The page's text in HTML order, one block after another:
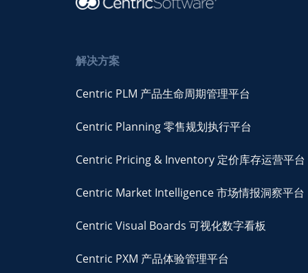
解决方案
Centric PLM 产品生命周期管理平台
Centric Planning 零售规划执行平台
Centric Pricing & Inventory 定价库存运营平台
Centric Market Intelligence 市场情报洞察平台
Centric Visual Boards 可视化数字看板
Centric PXM 产品体验管理平台